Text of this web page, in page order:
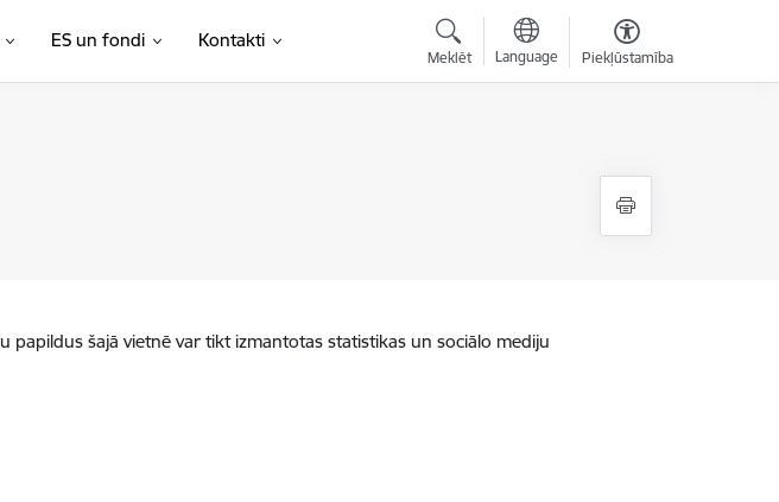
ES un fondi Kontakti
Meklēt Language Piekļūstamība
šajā vietnē var tikt izmantotas statistikas un sociālo mediju